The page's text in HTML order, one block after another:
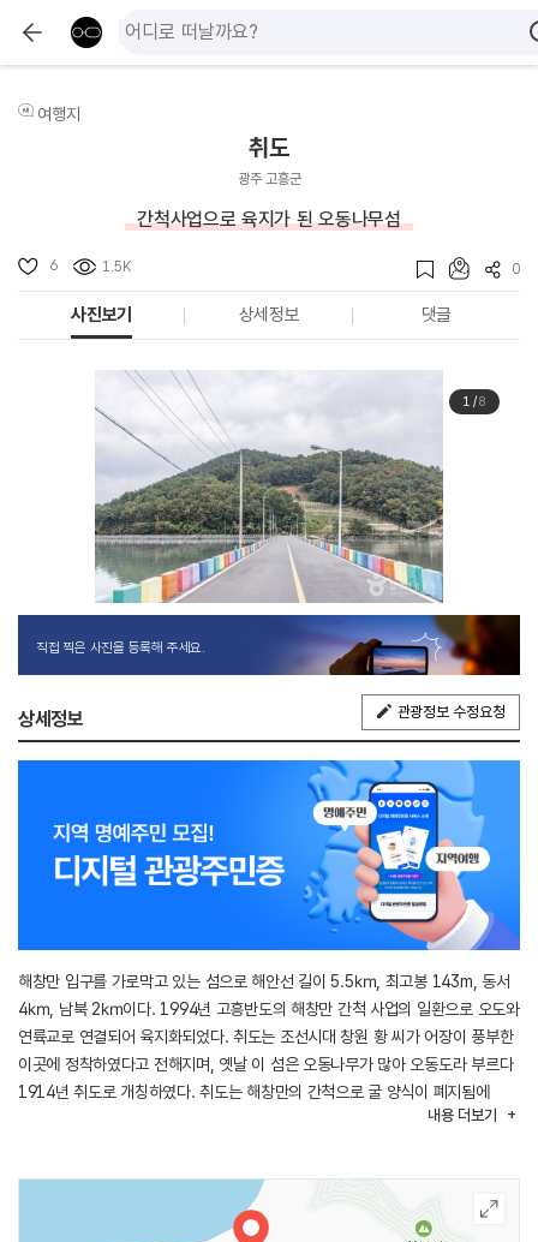
여행지
취도
광주 고흥군
간척사업으로 육지가 된 오동나무섬
6 1.5K 0
사진보기 상세정보 댓글
1/8
직접 찍은 사진을 등록해 주세요.
상세정보 관광정보 수정요청
해창만 입구를 가로막고 있는 섬으로 해안선 길이 5.5㎞, 최고봉 143m, 동서
4㎞, 남북 2㎞이다. 1994년 고흥반도의 해창만 간척 사업의 일환으로 오도와
연륙교로 연결되어 육지화되었다. 취도는 조선시대 창원 황 씨가 어장이 풍부한
이곳에 정착하였다고 전해지며, 옛날 이 섬은 오동나무가 많아 오동도라 부르다
1914년 취도로 개칭하였다. 취도는 해창만의 간척으로 굴 양식이 폐지됨에
따라 일대의 굴 양식업자들이 취도로 모여들어 생산량이 증가하였고, 굴로 만든
방파제에서 바다낚시가 가능하다.
내용 더보기